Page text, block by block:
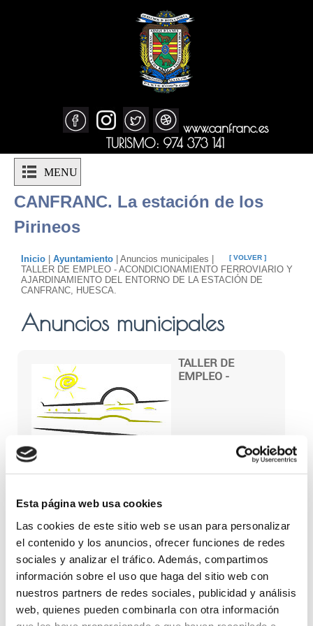
Esta página web usa cookies
Las cookies de este sitio web se usan para personalizar
el contenido y los anuncios, ofrecer funciones de redes
sociales y analizar el tráfico. Además, compartimos
información sobre el uso que haga del sitio web con
nuestros partners de redes sociales, publicidad y análisis
web, quienes pueden combinarla con otra información
www.canfranc.es
TURISMO: 974 373 141
MENU
CANFRANC. La estación de los
Pirineos
[ VOLVER ]
Inicio Ayuntamiento | Anuncios municipales |
TALLER DE EMPLEO - ACONDICIONAMIENTO FERROVIARIO Y
AJARDINAMIENTO DEL ENTORNO DE LA ESTACIÓN DE
CANFRANC, HUESCA.
Anuncios municipales
TALLER DE
EMPLEO -
ESTACIÓN DE CANFRANC, HUESCA.
Fecha: 17-Ag-2021
Requisitos: Ser mayor de 25 años y estar desempleado e
inscrito como demandante de empleo.
*No podrán participar quienes dispongan de título de
Formación Profesional de Grado Superior, Diplomados o
Licenciados Universitarios o quienes dispongan de Certificado
de Profesionalidad del mismo nivel del área profesional en la
que se vaya a realizar la formación